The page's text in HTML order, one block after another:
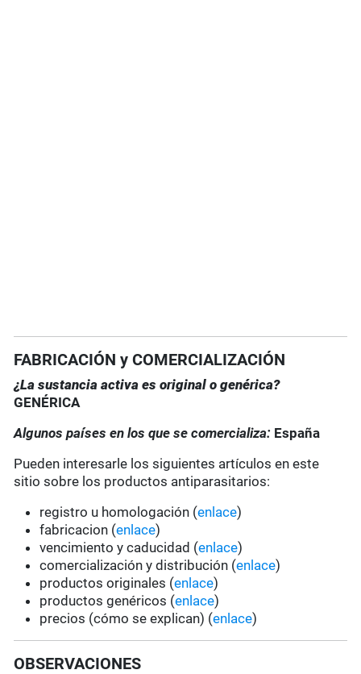
FABRICACIÓN y COMERCIALIZACIÓN
¿La sustancia activa es original o genérica?
GENÉRICA
Algunos países en los que se comercializa: España
Pueden interesarle los siguientes artículos en este
sitio sobre los productos antiparasitarios:
registro u homologación (enlace)
fabricacion (enlace)
vencimiento y caducidad (enlace)
comercialización y distribución (enlace)
productos originales (enlace)
productos genéricos (enlace)
precios (cómo se explican) (enlace)
OBSERVACIONES